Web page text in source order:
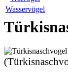
Wasservögel